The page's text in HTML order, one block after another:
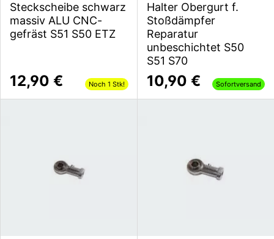
Steckscheibe schwarz
massiv ALU CNC-
gefräst S51 S50 ETZ
12,90 € Noch 1 Stk!
Halter Obergurt f.
Stoßdämpfer
Reparatur
unbeschichtet S50
S51 S70
10,90 € Sofortversand